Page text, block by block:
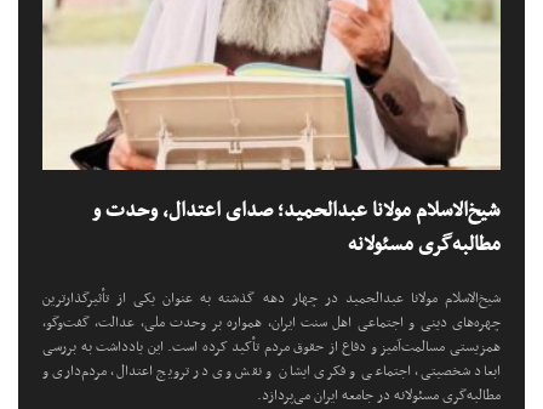
شیخ‌الاسلام مولانا عبدالحمید؛ صدای اعتدال، وحدت و
مطالبه‌گری مسئولانه
شیخ‌الاسلام مولانا عبدالحمید در چهار دهه گذشته به عنوان یکی از تأثیرگذارترین
چهره‌های دینی و اجتماعی اهل سنت ایران، همواره بر وحدت ملی، عدالت، گفت‌وگو،
همزیستی مسالمت‌آمیز و دفاع از حقوق مردم تأکید کرده است. این یادداشت به بررسی
ابعاد شخصیتی، اجتماعی و فکری ایشان و نقش وی در ترویج اعتدال، مردم‌داری و
مطالبه‌گری مسئولانه در جامعه ایران می‌پردازد.